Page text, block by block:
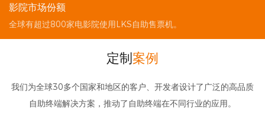
影院市场份额
︎全球有超过800家电影院使用LKS自助售票机。
定制案例
我们为全球30多个国家和地区的客户、开发者设计了广泛的高品质
自助终端解决方案，推动了自助终端在不同行业的应用。